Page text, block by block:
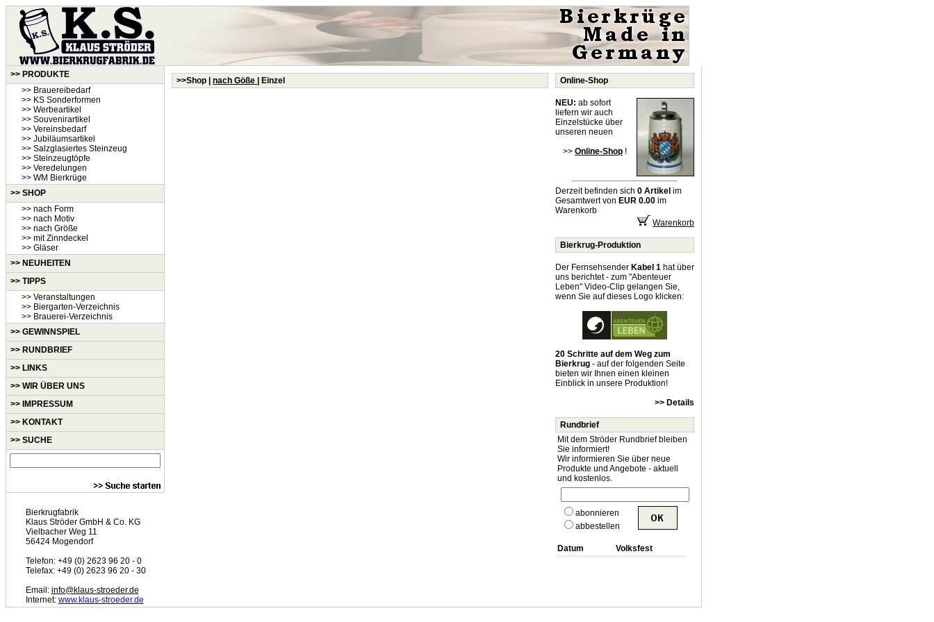
>> PRODUKTE
>> Brauereibedarf
>> KS Sonderformen
>> Werbeartikel
>> Souvenirartikel
>> Vereinsbedarf
>> Jubiläumsartikel
>> Salzglasiertes Steinzeug
>> Steinzeugtöpfe
>> Veredelungen
>> WM Bierkrüge
>> SHOP
>> nach Form
>> nach Motiv
>> nach Größe
>> mit Zinndeckel
>> Gläser
>> NEUHEITEN
>> TIPPS
>> Veranstaltungen
>> Biergarten-Verzeichnis
>> Brauerei-Verzeichnis
>> GEWINNSPIEL
>> RUNDBRIEF
>> LINKS
>> WIR ÜBER UNS
>> IMPRESSUM
>> KONTAKT
>> SUCHE
Bierkrugfabrik
Klaus Ströder GmbH & Co. KG
Vielbacher Weg 11
56424 Mogendorf
Telefon: +49 (0) 2623 96 20 - 0
Telefax: +49 (0) 2623 96 20 - 30
Email: info@klaus-stroeder.de
Internet: www.klaus-stroeder.de
>>Shop | nach Göße | Einzel Online-Shop
NEU: ab sofort
liefern wir auch
Einzelstücke über
unseren neuen
>> Online-Shop !
Derzeit befinden sich 0 Artikel im
Gesamtwert von EUR 0.00 im
Warenkorb
Warenkorb
Bierkrug-Produktion
Der Fernsehsender Kabel 1 hat über
uns berichtet - zum "Abenteuer
Leben" Video-Clip gelangen Sie,
wenn Sie auf dieses Logo klicken:
20 Schritte auf dem Weg zum
Bierkrug - auf der folgenden Seite
bieten wir Ihnen einen kleinen
Einblick in unsere Produktion!
>> Details
Rundbrief
Mit dem Ströder Rundbrief bleiben
Sie informiert!
Wir informieren Sie über neue
Produkte und Angebote - aktuell
und kostenlos.
abonnieren
abbestellen
Datum Volksfest